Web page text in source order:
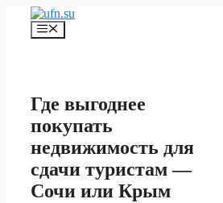
Перейти
содержимому
Меню
Где выгоднее
покупать
недвижимость для
сдачи туристам —
Сочи или Крым